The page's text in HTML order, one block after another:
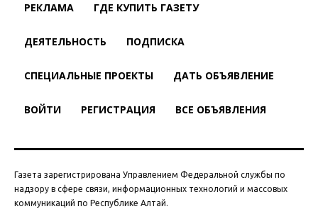
РЕКЛАМА ГДЕ КУПИТЬ ГАЗЕТУ
ДЕЯТЕЛЬНОСТЬ ПОДПИСКА
СПЕЦИАЛЬНЫЕ ПРОЕКТЫ ДАТЬ ОБЪЯВЛЕНИЕ
ВОЙТИ РЕГИСТРАЦИЯ ВСЕ ОБЪЯВЛЕНИЯ
Газета зарегистрирована Управлением Федеральной службы по
надзору в сфере связи, информационных технологий и массовых
коммуникаций по Республике Алтай.